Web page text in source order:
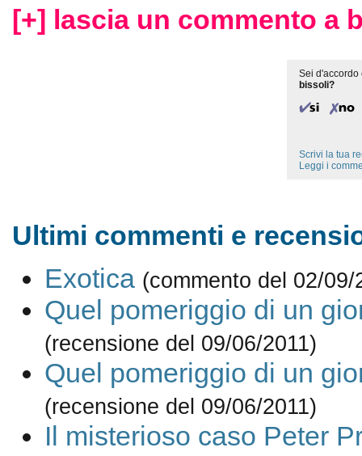
[+] lascia un commento a
Sei d'accordo
bissoli?
Scrivi la tua
Leggi i
Ultimi commenti e
Exotica (commento del 02/09/
Quel pomeriggio di un
(recensione del 09/06/2011)
Quel pomeriggio di un
(recensione del 09/06/2011)
Il misterioso caso Peter